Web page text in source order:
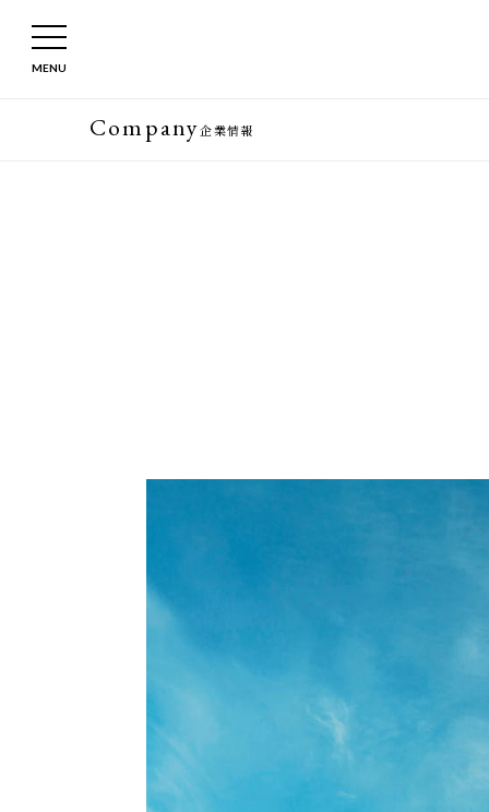
MENU
Company企業情報